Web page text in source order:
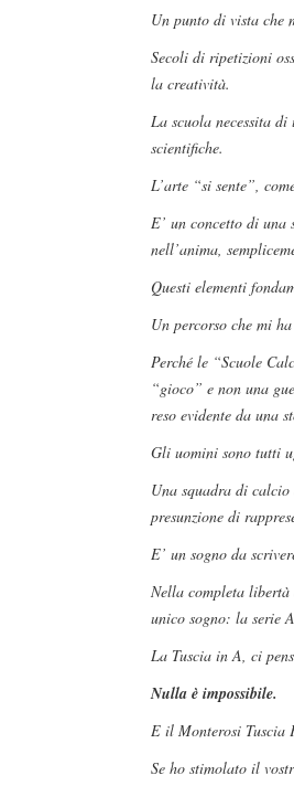
Un punto di vista che
Secoli di ripetizioni
la creatività.
La scuola necessita
scientifiche.
L’arte “si sente”,
E’ un concetto di una
nell’anima,
Questi elementi
Un percorso che mi
Perché le “Scuole
“gioco” e non una
reso evidente da una
Gli uomini sono tutti
Una squadra di
presunzione di
E’ un sogno da
Nella completa
unico sogno: la serie
La Tuscia in A, ci
Nulla è impossibile.
E il Monterosi Tuscia
Se ho stimolato il